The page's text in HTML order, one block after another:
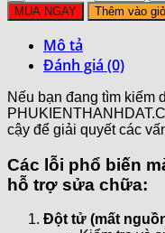
MUA NGAY Thêm vào
Mô tả
Đánh giá (0)
Nếu bạn đang tìm kiếm
cậy để giải quyết các
Các lỗi phổ biến
hỗ trợ sửa chữa:
Đột tử (mất